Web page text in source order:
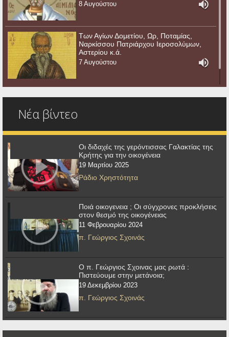
8 Αυγούστου
Των Αγίων Δομετίου, Ωρ, Ποταμίας,
Ναρκίσσου Πατριάρχου Ιεροσολύμων,
Αστερίου κ.ά.
7 Αυγούστου
Νέα βίντεο
Οι διδαχές της γερόντισσας Γαλακτίας της
Κρήτης για την οικογένεια
19 Μαρτίου 2025
Ράδιο Χρηστότητα
Ποιά οικογενεια ; Οι σύγχρονες προκλήσεις
στον θεσμό της οικογένειας
11 Φεβρουαρίου 2024
π. Γεώργιος Σχοινάς
Ο π. Γεώργιος Σχοινας μας ρωτά :
Πιστεύουμε στην μετάνοια;
19 Δεκεμβρίου 2023
π. Γεώργιος Σχοινάς